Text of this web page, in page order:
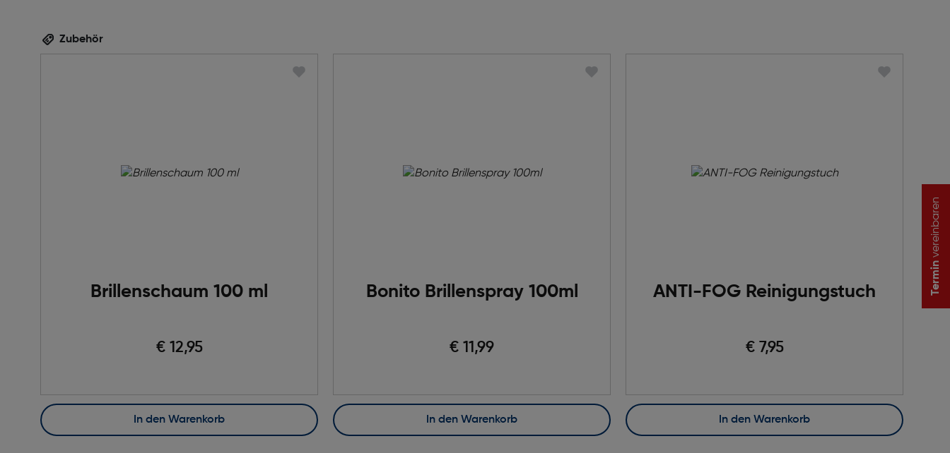
Zubehör
Brillenschaum 100 ml
€ 12,95
In den Warenkorb
Bonito Brillenspray 100ml
€ 11,99
In den Warenkorb
ANTI-FOG Reinigungstuch
€ 7,95
In den Warenkorb
Termin
vereinbaren